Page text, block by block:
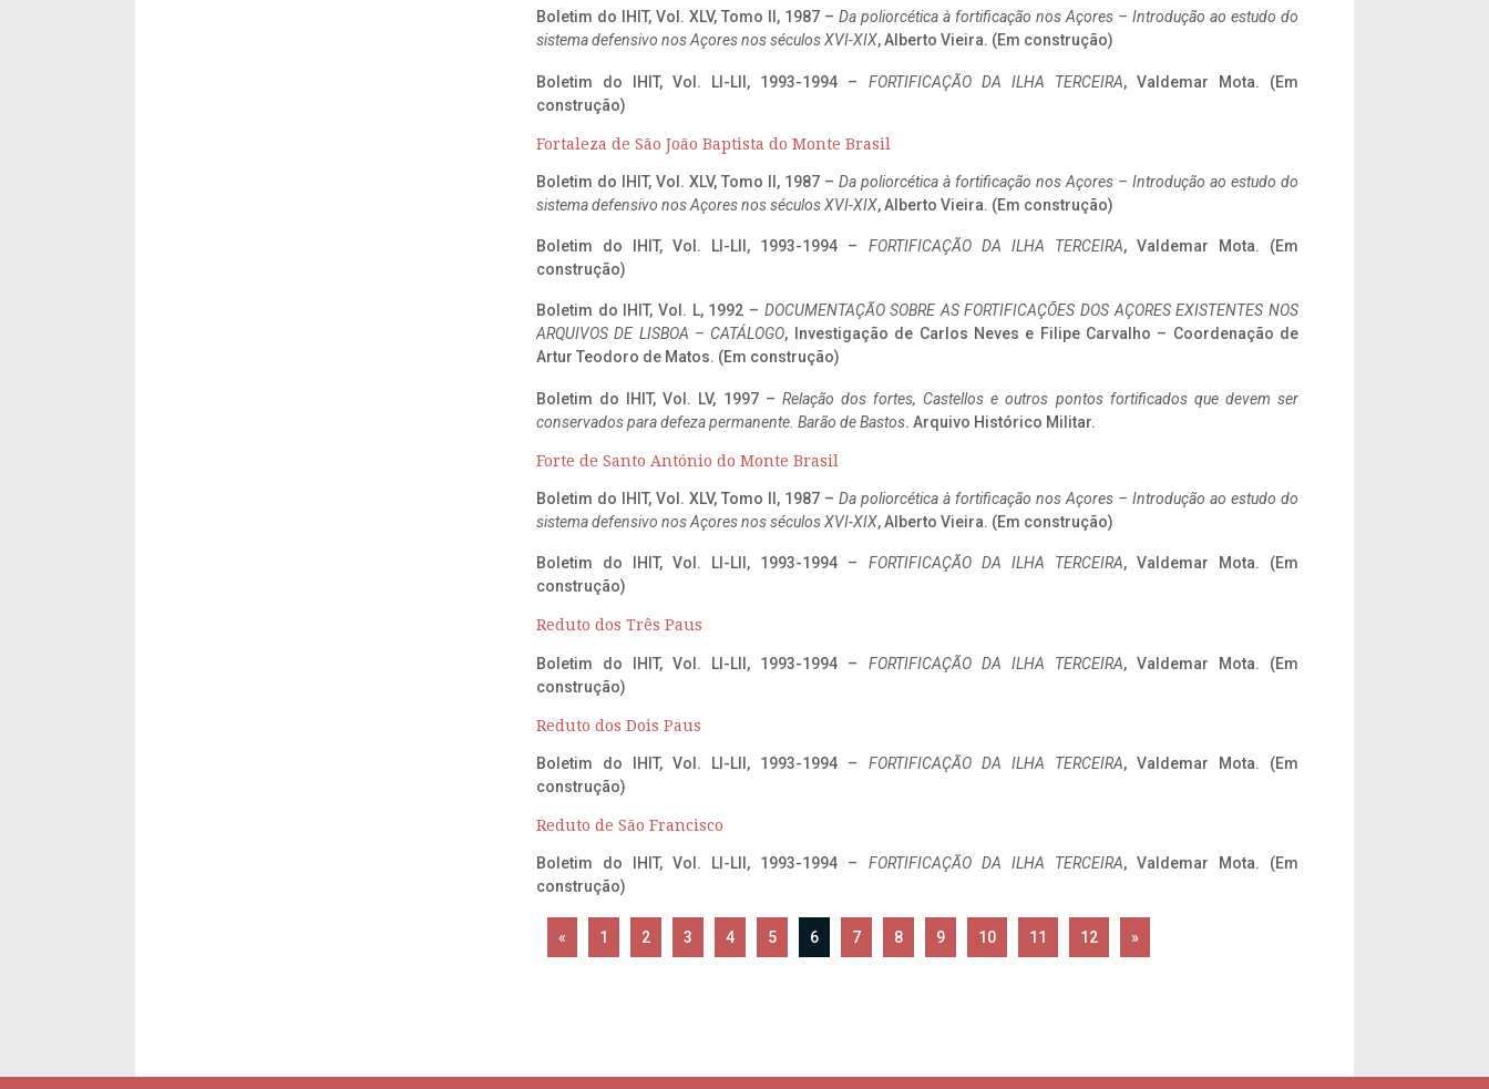
Boletim do IHIT, Vol. XLV, Tomo II, 1987 – Da poliorcética à fortificação nos Açores – Introdução ao estudo do
sistema defensivo nos Açores nos séculos XVI-XIX, Alberto Vieira. (Em construção)
Boletim do IHIT, Vol. LI-LII, 1993-1994 – FORTIFICAÇÃO DA ILHA TERCEIRA, Valdemar Mota. (Em
construção)
Fortaleza de São João Baptista do Monte Brasil
Boletim do IHIT, Vol. XLV, Tomo II, 1987 – Da poliorcética à fortificação nos Açores – Introdução ao estudo do
sistema defensivo nos Açores nos séculos XVI-XIX, Alberto Vieira. (Em construção)
Boletim do IHIT, Vol. LI-LII, 1993-1994 – FORTIFICAÇÃO DA ILHA TERCEIRA, Valdemar Mota. (Em
construção)
Boletim do IHIT, Vol. L, 1992 – DOCUMENTAÇÃO SOBRE AS FORTIFICAÇÕES DOS AÇORES EXISTENTES NOS
ARQUIVOS DE LISBOA – CATÁLOGO, Investigação de Carlos Neves e Filipe Carvalho – Coordenação de
Artur Teodoro de Matos. (Em construção)
Boletim do IHIT, Vol. LV, 1997 – Relação dos fortes, Castellos e outros pontos fortificados que devem ser
conservados para defeza permanente. Barão de Bastos. Arquivo Histórico Militar.
Forte de Santo António do Monte Brasil
Boletim do IHIT, Vol. XLV, Tomo II, 1987 – Da poliorcética à fortificação nos Açores – Introdução ao estudo do
sistema defensivo nos Açores nos séculos XVI-XIX, Alberto Vieira. (Em construção)
Boletim do IHIT, Vol. LI-LII, 1993-1994 – FORTIFICAÇÃO DA ILHA TERCEIRA, Valdemar Mota. (Em
construção)
Reduto dos Três Paus
Boletim do IHIT, Vol. LI-LII, 1993-1994 – FORTIFICAÇÃO DA ILHA TERCEIRA, Valdemar Mota. (Em
construção)
Reduto dos Dois Paus
Boletim do IHIT, Vol. LI-LII, 1993-1994 – FORTIFICAÇÃO DA ILHA TERCEIRA, Valdemar Mota. (Em
construção)
Reduto de São Francisco
Boletim do IHIT, Vol. LI-LII, 1993-1994 – FORTIFICAÇÃO DA ILHA TERCEIRA, Valdemar Mota. (Em
construção)
« 1 2 3 4 5 6 7 8 9 10 11 12 »